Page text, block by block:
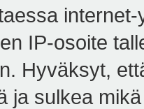
IP-osoite
Hyväksyt,
ja sulkea